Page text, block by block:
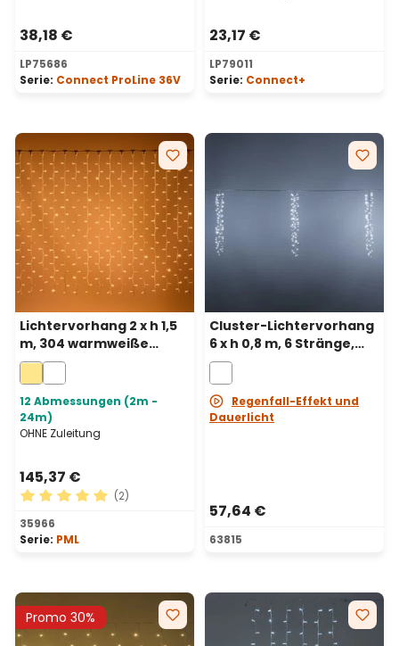
38,18 €
LP75686
Serie: Connect ProLine 36V
23,17 €
LP79011
Serie: Connect+
Lichtervorhang 2 x h 1,5
m, 304 warmweiße
MaxiLEDs, weißes Kabel,
erweiterbar, IP67
12 Abmessungen (2m -
24m)
OHNE Zuleitung
145,37 €
Durchschnittliche Bewertung von 5 von 5 Sternen
(2)
35966
Serie: PML
Cluster-Lichtervorhang
6 x h 0,8 m, 6 Stränge,
480 MiniLEDs kaltweiß,
weißes Kabel
Regenfall-Effekt und
Dauerlicht
57,64 €
63815
Promo 30%